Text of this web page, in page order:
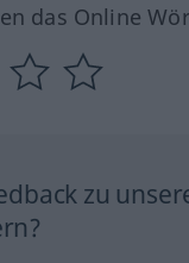
das Online
zu